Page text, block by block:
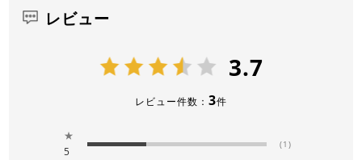
レビュー
3.7
レビュー件数： 3件
★
5
(1)